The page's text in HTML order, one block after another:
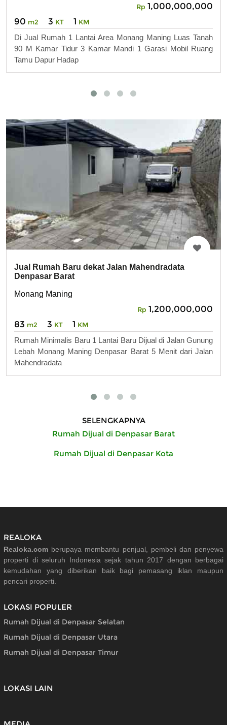
Rp 1,000,000,000
90 m2 3 KT 1 KM
Di Jual Rumah 1 Lantai Area Monang Maning Luas Tanah
90 M Kamar Tidur 3 Kamar Mandi 1 Garasi Mobil Ruang
Tamu Dapur Hadap
Jual Rumah Baru dekat Jalan Mahendradata
Denpasar Barat
Monang Maning
Rp 1,200,000,000
83 m2 3 KT 1 KM
Rumah Minimalis Baru 1 Lantai Baru Dijual di Jalan Gunung
Lebah Monang Maning Denpasar Barat 5 Menit dari Jalan
Mahendradata
SELENGKAPNYA
Rumah Dijual di Denpasar Barat
Rumah Dijual di Denpasar Kota
REALOKA
Realoka.com berupaya membantu penjual, pembeli dan penyewa
properti di seluruh Indonesia sejak tahun 2017 dengan berbagai
kemudahan yang diberikan baik bagi pemasang iklan maupun
pencari properti.
LOKASI POPULER
Rumah Dijual di Denpasar Selatan
Rumah Dijual di Denpasar Utara
Rumah Dijual di Denpasar Timur
LOKASI LAIN